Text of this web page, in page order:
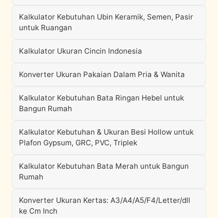
Kalkulator Kebutuhan Ubin Keramik, Semen, Pasir
untuk Ruangan
Kalkulator Ukuran Cincin Indonesia
Konverter Ukuran Pakaian Dalam Pria & Wanita
Kalkulator Kebutuhan Bata Ringan Hebel untuk
Bangun Rumah
Kalkulator Kebutuhan & Ukuran Besi Hollow untuk
Plafon Gypsum, GRC, PVC, Triplek
Kalkulator Kebutuhan Bata Merah untuk Bangun
Rumah
Konverter Ukuran Kertas: A3/A4/A5/F4/Letter/dll
ke Cm Inch